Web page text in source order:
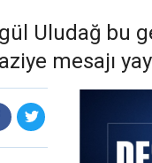
Uludağ bu
mesajı